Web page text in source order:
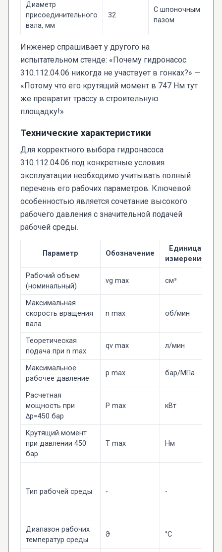
Диаметр
присоединительного
вала, мм
32
С шпоночным
пазом
Инженер спрашивает у другого на
испытательном стенде: «Почему гидронасос
310.112.04.06 никогда не участвует в гонках?» —
«Потому что его крутящий момент в 747 Нм тут
же превратит трассу в строительную
площадку!»
Технические характеристики
Для корректного выбора гидронасоса
310.112.04.06 под конкретные условия
эксплуатации необходимо учитывать полный
перечень его рабочих параметров. Ключевой
особенностью является сочетание высокого
рабочего давления с значительной подачей
рабочей среды.
Параметр Обозначение
Единица
измерения
Рабочий объем
(номинальный)
vg max см³
Максимальная
скорость вращения
вала
n max об/мин
Теоретическая
подача при n max
qv max л/мин
Максимальное
рабочее давление
p max бар/МПа
Расчетная
мощность при
Δp=450 бар
P max кВт
Крутящий момент
при давлении 450
бар
T max Нм
Тип рабочей среды - -
Диапазон рабочих
температур среды
ϑ °C